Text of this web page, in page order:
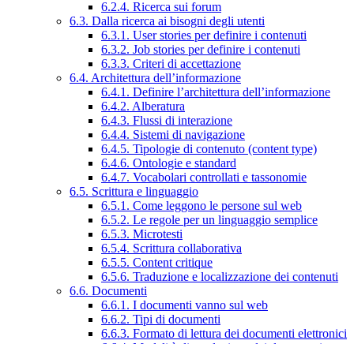
6.2.4. Ricerca sui forum
6.3. Dalla ricerca ai bisogni degli utenti
6.3.1. User stories per definire i contenuti
6.3.2. Job stories per definire i contenuti
6.3.3. Criteri di accettazione
6.4. Architettura dell’informazione
6.4.1. Definire l’architettura dell’informazione
6.4.2. Alberatura
6.4.3. Flussi di interazione
6.4.4. Sistemi di navigazione
6.4.5. Tipologie di contenuto (content type)
6.4.6. Ontologie e standard
6.4.7. Vocabolari controllati e tassonomie
6.5. Scrittura e linguaggio
6.5.1. Come leggono le persone sul web
6.5.2. Le regole per un linguaggio semplice
6.5.3. Microtesti
6.5.4. Scrittura collaborativa
6.5.5. Content critique
6.5.6. Traduzione e localizzazione dei contenuti
6.6. Documenti
6.6.1. I documenti vanno sul web
6.6.2. Tipi di documenti
6.6.3. Formato di lettura dei documenti elettronici